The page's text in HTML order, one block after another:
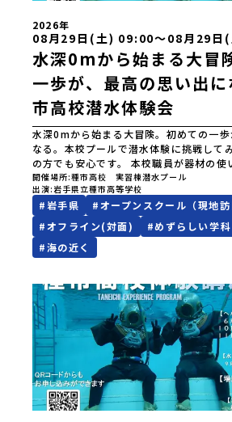
県立岩泉高等学校岩手県立種市高等学校
校秋田県立男鹿海洋高等学校秋田県立矢
角館高等学校秋田県立鹿角高等学校山形
形県立長井工業高等学校山形県立新庄神
校山形県立高畠高等学校山形県立小国高
高等学校福島県立只見高等学校福島県立
県立川口高等学校 関東 茨城県立大子
渡総合高等学校新潟県立羽茂高等学校新
新潟県立加茂農林高等学校新潟県立国際
立能登高等学校福井県立若狭高等学校長
校長野県白馬高等学校富山県立氷見高等
合高等学校土肥分校静岡県立浜松湖北高
近畿 五條市立西吉野農業高等学校和歌
学校 中国・四国 島根県立横田高等学校
高等学校島根県立矢上高等学校島根県立
山県立勝山高等学校 蒜山校地広島県立
立宇和島南高等学校(宇和島水産・宇南
学校愛媛県立弓削高等学校愛媛県立上浮
今治工業高等学校高知県立嶺北高等学校
学校高知県立中村高等学校西土佐分校高
学校 九州 佐賀県立有田工業高等学校
校熊本県立矢部高等学校佐賀県立牛津高
永良部高等学校宮崎県立飯野高等学校宮
校鹿児島県立古仁屋高等学校沖縄県立久
校国際高等専門学校（石川県）開志国際
三育学院高等学校(広島県) ※2日目のみ
2026年
08月29日(土) 09:00〜08月29日
水深0mから始まる大冒
一歩が、最高の思い出
市高校潜水体験会
水深0mから始まる大冒険。初めての一
なる。本校プールで潜水体験に挑戦して
の方でも安心です。 本校職員が器材の使
方法などを、一から丁寧に指導します。
実施しますので、経験のない方でも安心
さあ、普段とは違う水中世界を体験して
９日（土）はスキューバ体験です。※写
水は１０月１１日（日）、１１月１４日
学も可能です。お問合せ先・担当種市高
開催場所 種市高校 実習棟潜水プール
出演 岩手県立種市高等学校
#岩手県 #オープンスクール（現地訪
#オフライン(対面) #めずらしい学
#海の近く